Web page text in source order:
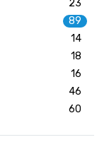
23
89
14
18
16
46
60